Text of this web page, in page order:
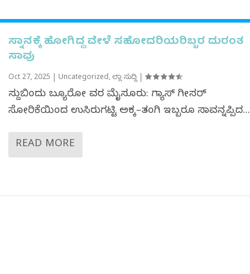
ಸ್ನಾನಕ್ಕೆ ಹೋಗಿದ್ದ ವೇಳೆ ಸಹೋದರಿಯರಿಬ್ಬರ ದುರಂತ
ಸಾವು
Oct 27, 2025 Uncategorized,ಜಿಲ್ಲಾ ಸುದ್ದಿ|
ಸುದ್ದಿಬಿಂದು ಬ್ಯೂರೋ ವರದಿ ಮೈಸೂರು: ಗ್ಯಾಸ್ ಗೀಸರ್
ಸೋರಿಕೆಯಿಂದ ಉಸಿರುಗಟ್ಟಿ ಅಕ್ಕ–ತಂಗಿ ಇಬ್ಬರೂ ಸಾವನ್ನಪ್ಪಿದ...
READ MORE